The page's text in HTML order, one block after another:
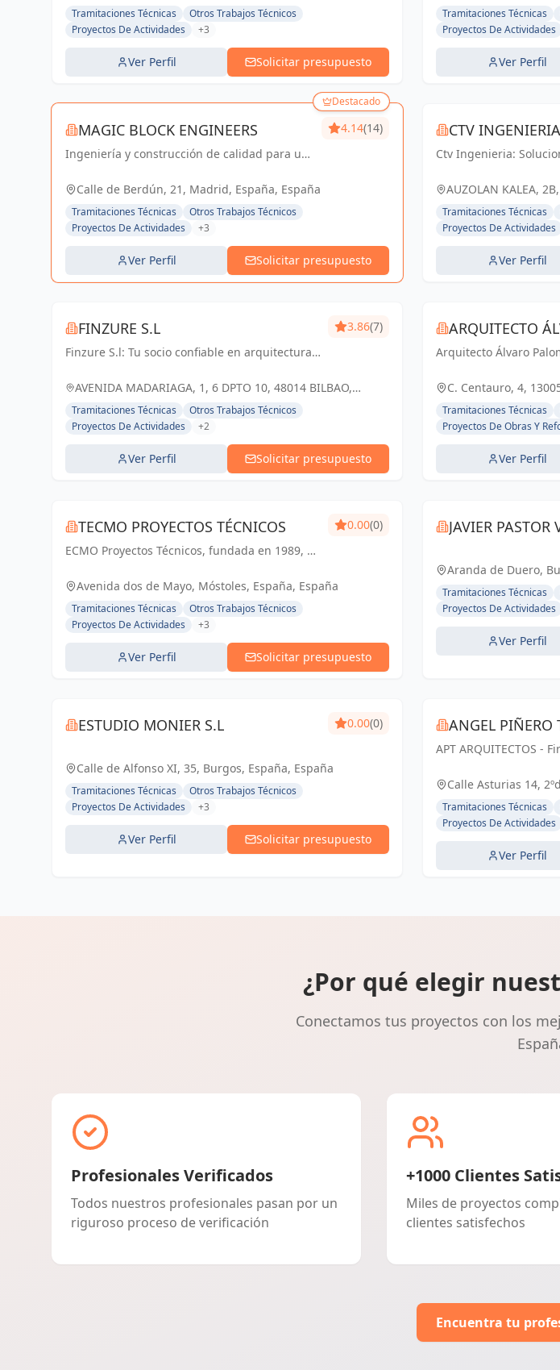
Tramitaciones Técnicas
Otros Trabajos Técnicos
Proyectos De Actividades
+3
Ver Perfil Solicitar presupuesto
Tramitaciones Técnicas
Proyectos De Actividades
Ver Perfil
Destacado
MAGIC BLOCK ENGINEERS
Ingeniería y construcción de calidad para un
Nueva.
4.14(14)
Calle de Berdún, 21, Madrid, España, España
Tramitaciones Técnicas
Otros Trabajos Técnicos
Proyectos De Actividades
+3
Ver Perfil Solicitar presupuesto
CTV INGENIERIA
Ctv Ingenieria:
Irun.
AUZOLAN KALEA,
España
Tramitaciones Técnicas
Proyectos De Actividades
Ver Perfil
FINZURE S.L
Finzure S.l: Tu socio confiable en arquitectura
personalizadas para tus proyectos en Bilbao y
3.86(7)
AVENIDA MADARIAGA, 1, 6 DPTO 10, 48014 BILBAO,
ESPAÑA, España
Tramitaciones Técnicas
Otros Trabajos Técnicos
Proyectos De Actividades
+2
Ver Perfil Solicitar presupuesto
ARQUITECTO
Arquitecto Álvaro
C. Centauro, 4,
Tramitaciones Técnicas
Proyectos De Obras Y
Ver Perfil
TECMO PROYECTOS TÉCNICOS
ECMO Proyectos Técnicos, fundada en 1989, es
experiencia en la elaboración y tramitación de
proyectos de ingeniería, tanto industriales,...
0.00(0)
Avenida dos de Mayo, Móstoles, España, España
Tramitaciones Técnicas
Otros Trabajos Técnicos
Proyectos De Actividades
+3
Ver Perfil Solicitar presupuesto
JAVIER PASTOR
Aranda de Duero,
Tramitaciones Técnicas
Proyectos De Actividades
Ver Perfil
ESTUDIO MONIER S.L 0.00(0)
Calle de Alfonso XI, 35, Burgos, España, España
Tramitaciones Técnicas
Otros Trabajos Técnicos
Proyectos De Actividades
+3
Ver Perfil Solicitar presupuesto
ANGEL PIÑERO
APT ARQUITECTOS -
Calle Asturias 14,
Tramitaciones Técnicas
Proyectos De Actividades
Ver Perfil
¿Por qué elegir
Conectamos tus proyectos con los
Profesionales Verificados
Todos nuestros profesionales pasan por un
riguroso proceso de verificación
+1000 Clientes
Miles de proyectos
clientes satisfechos
Encuentra tu